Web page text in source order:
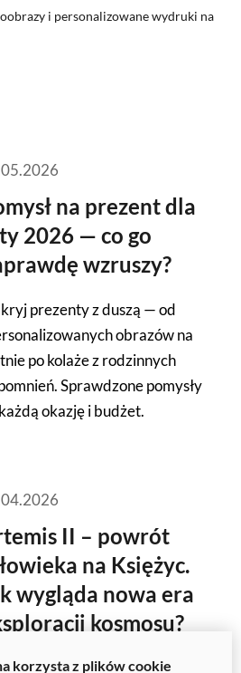
i personalizowane wydruki na
na prezent dla
2026 — co go
wzruszy?
prezenty z duszą — od
obrazów na
po kolaże z rodzinnych
Sprawdzone pomysły
okazję i budżet.
II – powrót
na Księżyc.
wygląda nowa era
kosmosu?
do niedawna powrót
korzysta z plików cookie